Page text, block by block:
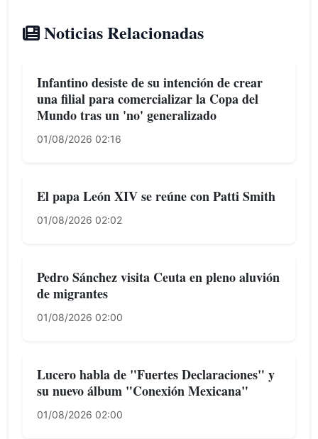
Noticias Relacionadas
Infantino desiste de su intención de crear
una filial para comercializar la Copa del
Mundo tras un 'no' generalizado
01/08/2026 02:16
El papa León XIV se reúne con Patti Smith
01/08/2026 02:02
Pedro Sánchez visita Ceuta en pleno aluvión
de migrantes
01/08/2026 02:00
Lucero habla de "Fuertes Declaraciones" y
su nuevo álbum "Conexión Mexicana"
01/08/2026 02:00